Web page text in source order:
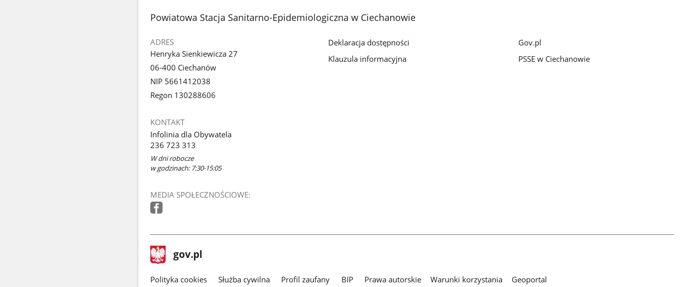
stopka
Powiatowa Stacja Sanitarno-Epidemiologiczna w Ciechanowie
ADRES
Henryka Sienkiewicza 27
06-400 Ciechanów
NIP 5661412038
Regon 130288606
KONTAKT
Infolinia dla Obywatela
236 723 313
W dni robocze
w godzinach: 7:30-15:05
MEDIA SPOŁECZNOŚCIOWE:
Deklaracja dostępności
Klauzula informacyjna
Gov.pl
PSSE w Ciechanowie
stopka
gov.pl Strona
gov.pl
gov.pl
Polityka cookies Służba cywilna Profil zaufany BIP Prawa autorskie Warunki korzystania Geoportal